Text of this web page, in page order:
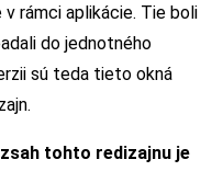
rámci aplikácie. Tie boli
do jednotného
sú teda tieto okná
tohto redizajnu je